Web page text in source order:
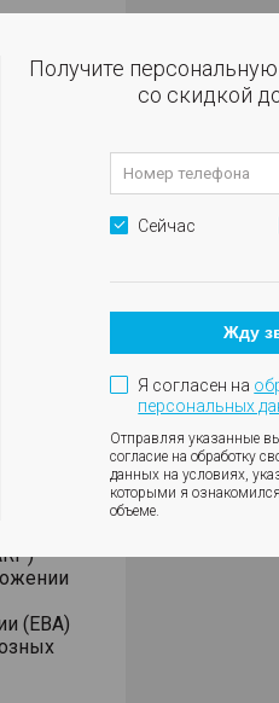
дюймов
ключе
(EBA)
Получите
со скидкой
Сейчас
Жду
Я согласен на
персональных
Отправляя указанные
согласие на обработку
данных на условиях,
которыми я
объеме.